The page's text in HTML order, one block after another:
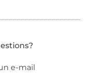
e-mail